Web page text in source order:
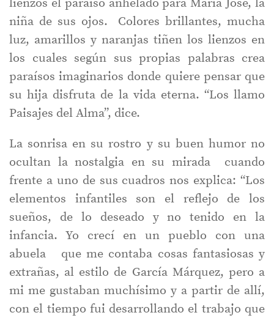
lienzos el paraíso anhelado para María José, la
niña de sus ojos. Colores brillantes, mucha
luz, amarillos y naranjas tiñen los lienzos en
los cuales según sus propias palabras crea
paraísos imaginarios donde quiere pensar que
su hija disfruta de la vida eterna. “Los llamo
Paisajes del Alma”, dice.
La sonrisa en su rostro y su buen humor no
ocultan la nostalgia en su mirada cuando
frente a uno de sus cuadros nos explica: “Los
elementos infantiles son el reflejo de los
sueños, de lo deseado y no tenido en la
infancia. Yo crecí en un pueblo con una
abuela que me contaba cosas fantasiosas y
extrañas, al estilo de García Márquez, pero a
mi me gustaban muchísimo y a partir de allí,
con el tiempo fui desarrollando el trabajo que